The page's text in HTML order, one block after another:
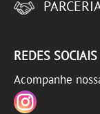
REDES SOCIAIS
Acompanhe